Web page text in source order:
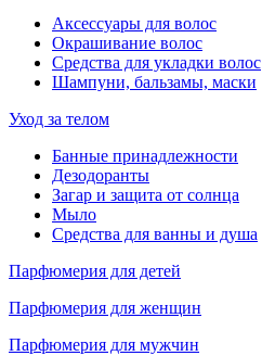
Аксессуары для волос
Окрашивание волос
Средства для укладки волос
Шампуни, бальзамы, маски
Уход за телом
Банные принадлежности
Дезодоранты
Загар и защита от солнца
Мыло
Средства для ванны и душа
Парфюмерия для детей
Парфюмерия для женщин
Парфюмерия для мужчин